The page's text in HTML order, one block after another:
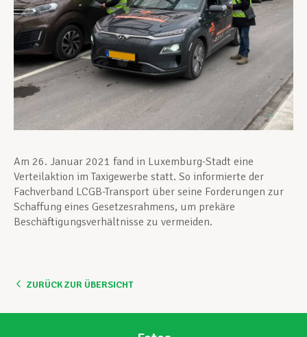
Mitglied werden
Aktuell
Am 26. Januar 2021 fand in Luxemburg-Stadt eine
Verteilaktion im Taxigewerbe statt. So informierte der
Fachverband LCGB-Transport über seine Forderungen zur
Schaffung eines Gesetzesrahmens, um prekäre
Beschäftigungsverhältnisse zu vermeiden.
ZURÜCK ZUR ÜBERSICHT